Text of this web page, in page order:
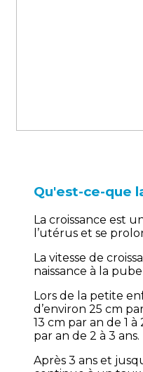
Qu'est-ce-que
La croissance est
l’utérus et se
La vitesse de
naissance à la
Lors de la petite
d’environ 25 cm
13 cm par an de 1 à
par an de 2 à 3 ans.
Après 3 ans et